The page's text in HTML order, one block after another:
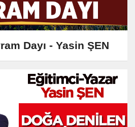
Dayı - Yasin ŞEN